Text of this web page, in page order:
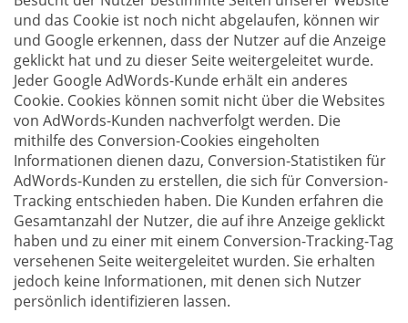
und das Cookie ist noch nicht abgelaufen, können wir
und Google erkennen, dass der Nutzer auf die Anzeige
geklickt hat und zu dieser Seite weitergeleitet wurde.
Jeder Google AdWords-Kunde erhält ein anderes
Cookie. Cookies können somit nicht über die Websites
von AdWords-Kunden nachverfolgt werden. Die
mithilfe des Conversion-Cookies eingeholten
Informationen dienen dazu, Conversion-Statistiken für
AdWords-Kunden zu erstellen, die sich für Conversion-
Tracking entschieden haben. Die Kunden erfahren die
Gesamtanzahl der Nutzer, die auf ihre Anzeige geklickt
haben und zu einer mit einem Conversion-Tracking-Tag
versehenen Seite weitergeleitet wurden. Sie erhalten
jedoch keine Informationen, mit denen sich Nutzer
persönlich identifizieren lassen.